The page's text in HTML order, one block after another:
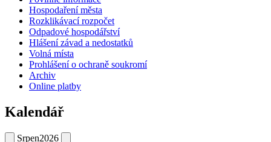
Hospodaření města
Rozklikávací rozpočet
Odpadové hospodářství
Hlášení závad a nedostatků
Volná místa
Prohlášení o ochraně soukromí
Archiv
Online platby
Kalendář
Srpen2026